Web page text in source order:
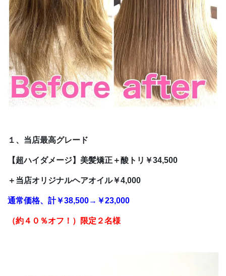
１、当店最高グレード
【超ハイダメージ】美髪矯正＋酸トリ￥34,500
＋当店オリジナルヘアオイル￥4,000
通常価格、計￥38,500→￥23,000
（約４０％オフ！ ） 限定２名様